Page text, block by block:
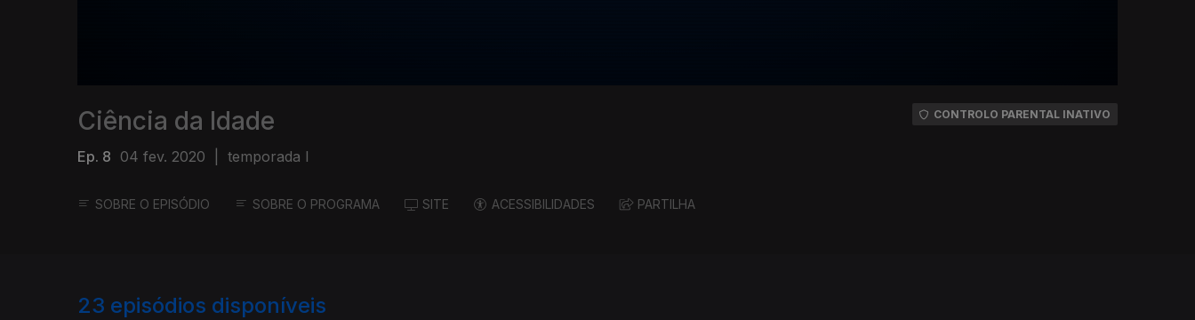
Ciência da Idade
Ep. 8 04 fev. 2020 temporada I
CONTROLO PARENTAL INATIVO
SOBRE O EPISÓDIO SOBRE O PROGRAMA SITE ACESSIBILIDADES PARTILHA
23 episódios disponíveis